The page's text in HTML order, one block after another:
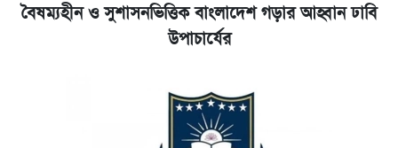
বৈষম্যহীন ও সুশাসনভিত্তিক বাংলাদেশ গড়ার আহ্বান ঢাবি
উপাচার্যের